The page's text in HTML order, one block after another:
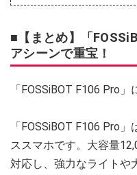
■【まとめ】「
アシーンで重宝！
「FOSSiBOT F106 Pro
「FOSSiBOT F106 Pro
ススマホです。大容量
対応し、強力なライトや